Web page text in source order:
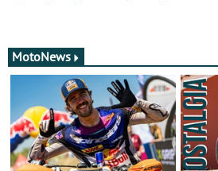
MotoNews